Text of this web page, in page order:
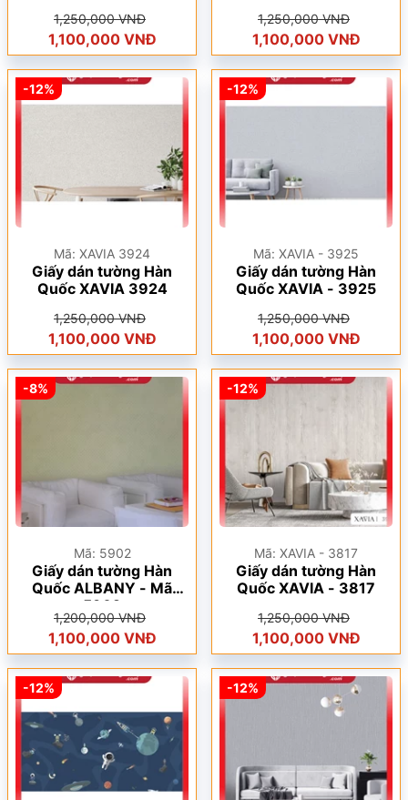
1,250,000 VNĐ
1,100,000 VNĐ
1,250,000 VNĐ
1,100,000 VNĐ
-12%
Mã: XAVIA 3924
Giấy dán tường Hàn
Quốc XAVIA 3924
1,250,000 VNĐ
1,100,000 VNĐ
-12%
Mã: XAVIA - 3925
Giấy dán tường Hàn
Quốc XAVIA - 3925
1,250,000 VNĐ
1,100,000 VNĐ
-8%
Mã: 5902
Giấy dán tường Hàn
Quốc ALBANY - Mã
5902
1,200,000 VNĐ
1,100,000 VNĐ
-12%
Mã: XAVIA - 3817
Giấy dán tường Hàn
Quốc XAVIA - 3817
1,250,000 VNĐ
1,100,000 VNĐ
-12% -12%